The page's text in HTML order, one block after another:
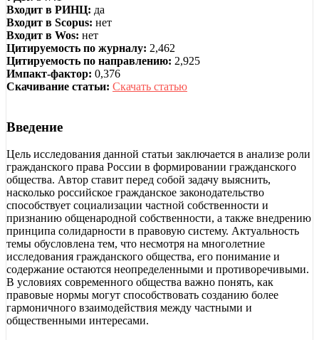
Входит в РИНЦ: да
Входит в Scopus: нет
Входит в Wos: нет
Цитируемость по журналу: 2,462
Цитируемость по направлению: 2,925
Импакт-фактор: 0,376
Скачивание статьи: Скачать статью
Введение
Цель исследования данной статьи заключается в анализе роли
гражданского права России в формировании гражданского
общества. Автор ставит перед собой задачу выяснить,
насколько российское гражданское законодательство
способствует социализации частной собственности и
признанию общенародной собственности, а также внедрению
принципа солидарности в правовую систему. Актуальность
темы обусловлена тем, что несмотря на многолетние
исследования гражданского общества, его понимание и
содержание остаются неопределенными и противоречивыми.
В условиях современного общества важно понять, как
правовые нормы могут способствовать созданию более
гармоничного взаимодействия между частными и
общественными интересами.